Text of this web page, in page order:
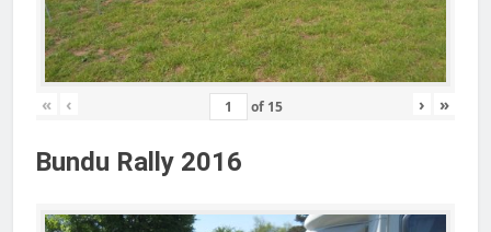
« ‹ of 15 › »
Bundu Rally 2016